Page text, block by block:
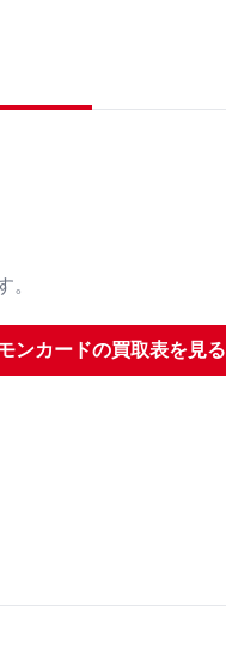
ンカードの買取表を見る